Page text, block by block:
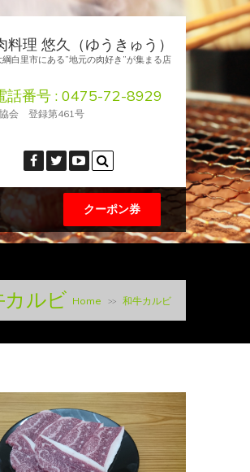
料理 悠久（ゆうきゅう）
白里市にある”地元の肉好き”が集まる店
話番号 : 0475-72-8929
会 登録第461号
クーポン券
カルビ Home >> 和牛カルビ